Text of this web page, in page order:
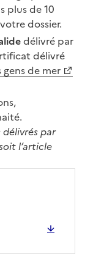
plus de 10
dossier.
délivré par
délivré
de mer
par
l’article